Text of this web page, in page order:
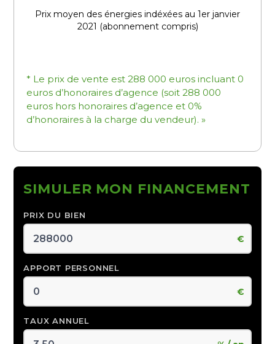
Prix moyen des énergies indéxées au 1er janvier
2021 (abonnement compris)
* Le prix de vente est 288 000 euros incluant 0
euros d’honoraires d’agence (soit 288 000
euros hors honoraires d’agence et 0%
d’honoraires à la charge du vendeur). »
SIMULER MON FINANCEMENT
PRIX DU BIEN
€
APPORT PERSONNEL
€
TAUX ANNUEL